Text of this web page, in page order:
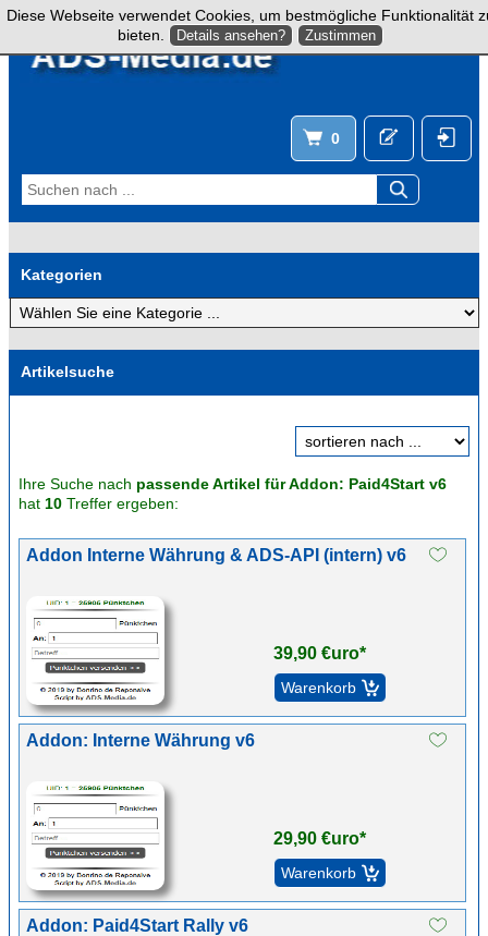
0
Kategorien
Artikelsuche
Ihre Suche nach passende Artikel für Addon: Paid4Start v6
hat 10 Treffer ergeben:
Addon Interne Währung & ADS-API (intern) v6
39,90 €uro*
Addon: Interne Währung v6
29,90 €uro*
Addon: Paid4Start Rally v6
Diese Webseite verwendet Cookies, um bestmögliche Funktionalität
bieten.
Details ansehen? Zustimmen